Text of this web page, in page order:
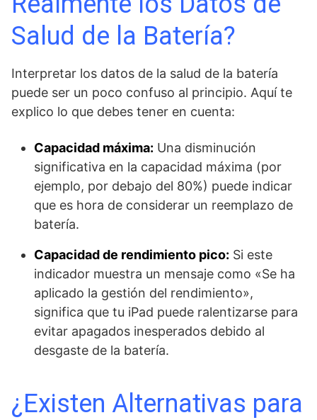
Salud de la Batería?
Interpretar los datos de la salud de la batería
puede ser un poco confuso al principio. Aquí te
explico lo que debes tener en cuenta:
Capacidad máxima: Una disminución
significativa en la capacidad máxima (por
ejemplo, por debajo del 80%) puede indicar
que es hora de considerar un reemplazo de
batería.
Capacidad de rendimiento pico: Si este
indicador muestra un mensaje como «Se ha
aplicado la gestión del rendimiento»,
significa que tu iPad puede ralentizarse para
evitar apagados inesperados debido al
desgaste de la batería.
¿Existen Alternativas para